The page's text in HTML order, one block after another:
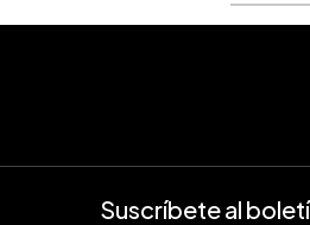
Suscríbete al